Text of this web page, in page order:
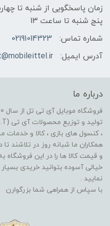
پنج شنبه تا ساعت 13
شماره تماس:
02191014323
آدرس ایمیل:
درباره ما
، کنسول های بازی ، کالا و خدمات
همکاران ما شبانه روز در تلاشند
و قیمت کالا ها را در این فروشگاه
خیالی آسوده بتوانید خریدی
نمایید .
با سپاس از همراهی شما بزرگوارن